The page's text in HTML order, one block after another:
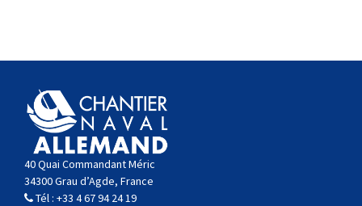
40 Quai Commandant Méric
34300 Grau d’Agde, France
Tél : +33 4 67 94 24 19